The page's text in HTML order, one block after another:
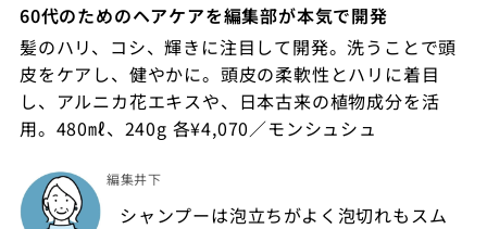
60代のためのヘアケアを編集部が本気で開発
髪のハリ、コシ、輝きに注目して開発。洗うことで頭
皮をケアし、健やかに。頭皮の柔軟性とハリに着目
し、アルニカ花エキスや、日本古来の植物成分を活
用。480㎖、240g 各¥4,070／モンシュシュ
編集井下
シャンプーは泡立ちがよく泡切れもスム